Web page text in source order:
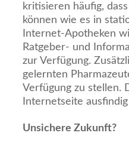
kritisieren häufig,
können wie es in
Internet-Apotheken
Ratgeber- und
zur Verfügung.
gelernten
Verfügung zu stellen.
Internetseite
Unsichere Zukunft?